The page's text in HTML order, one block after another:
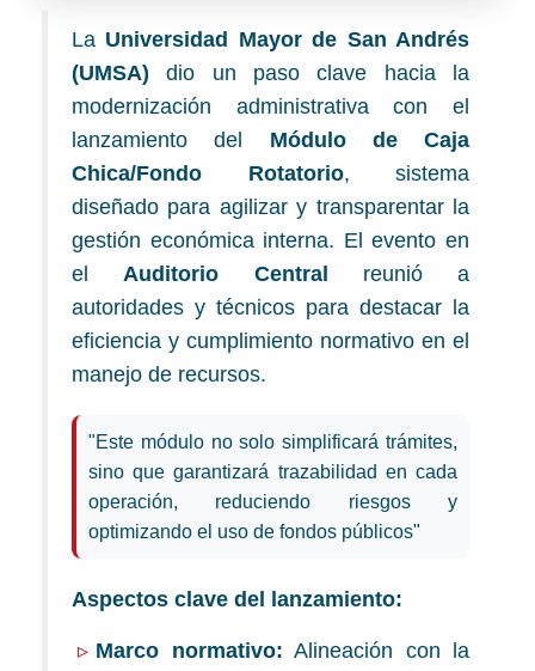
La Universidad Mayor de San Andrés
(UMSA) dio un paso clave hacia la
modernización administrativa con el
lanzamiento del Módulo de Caja
Chica/Fondo Rotatorio, sistema
diseñado para agilizar y transparentar la
gestión económica interna. El evento en
elAuditorio Central
reunió a
autoridades y técnicos para destacar la
eficiencia y cumplimiento normativo en el
manejo de recursos.
"Este módulo no solo simplificará trámites,
sino que garantizará trazabilidad en cada
operación, reduciendo riesgos y
optimizando el uso de fondos públicos"
Aspectos clave del lanzamiento:
Marco normativo: Alineación con la